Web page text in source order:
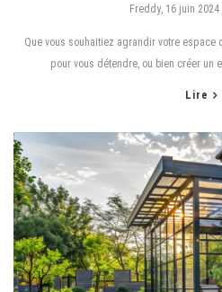
by
Freddy 16 juin 2024
Que vous souhaitiez agrandir votre espace
pour vous détendre, ou bien créer un
Lire